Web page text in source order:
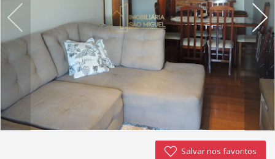
Contato
Salvar nos favoritos